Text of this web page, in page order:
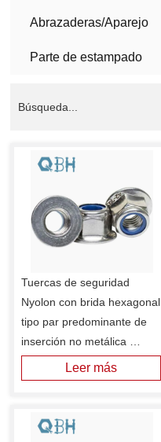
Abrazaderas/Aparejo
Parte de estampado
Tuercas de seguridad
Nyolon con brida hexagonal
tipo par predominante de
inserción no metálica
Leer más